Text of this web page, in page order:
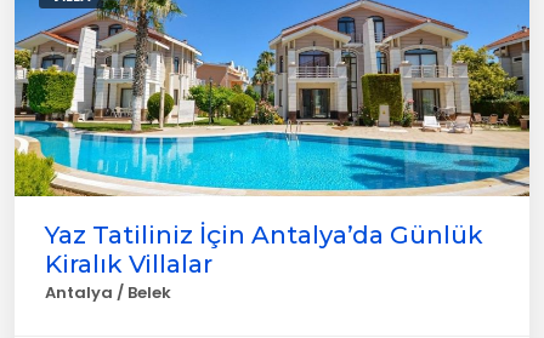
Yaz Tatiliniz İçin Antalya’da Günlük
Kiralık Villalar
Antalya / Belek